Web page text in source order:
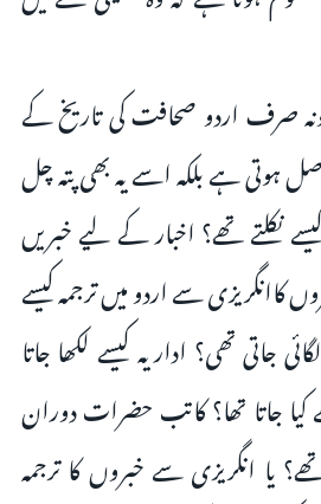
صرف اردو صحافت کی تاریخ کے
ہوتی ہے بلکہ اسے یہ بھی پتہ چل
نکلتے تھے؟ اخبار کے لیے خبریں
سے اردو میں ترجمہ کیسے
جاتی تھی؟ اداریہ کیسے لکھا جاتا
کیا جاتا تھا؟ کاتب حضرات دوران
یا انگریزی سے خبروں کا ترجمہ